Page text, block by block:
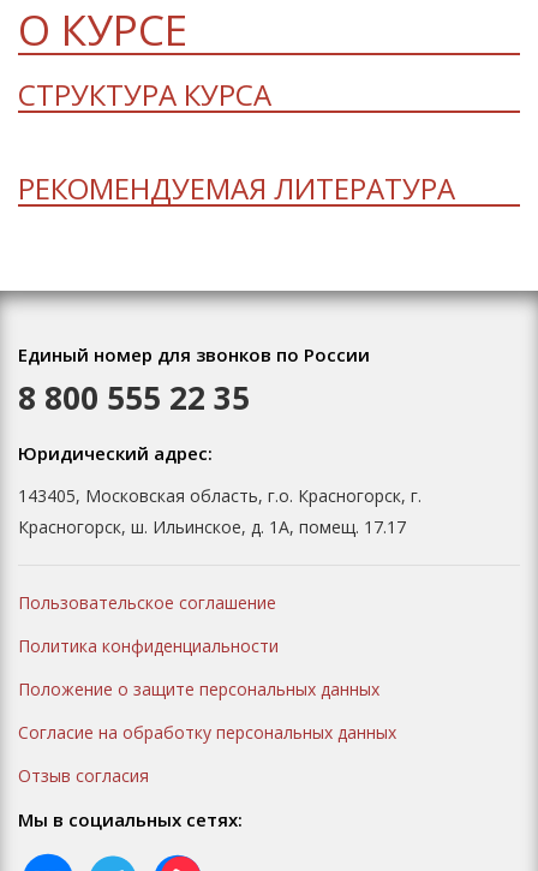
О КУРСЕ
СТРУКТУРА КУРСА
РЕКОМЕНДУЕМАЯ ЛИТЕРАТУРА
Единый номер для звонков по России
8 800 555 22 35
Юридический адрес:
143405, Московская область, г.о. Красногорск, г.
Красногорск, ш. Ильинское, д. 1А, помещ. 17.17
Пользовательское соглашение
Политика конфиденциальности
Положение о защите персональных данных
Согласие на обработку персональных данных
Отзыв согласия
Мы в социальных сетях: